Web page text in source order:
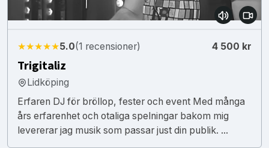
★★★★★5.0(1 recensioner) 4 500 kr
Trigitaliz
Lidköping
Erfaren DJ för bröllop, fester och event Med många
års erfarenhet och otaliga spelningar bakom mig
levererar jag musik som passar just din publik. ...